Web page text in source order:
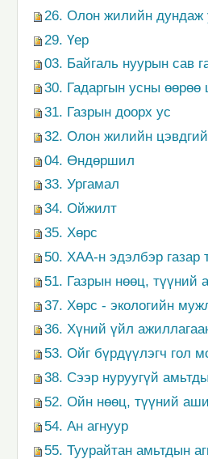
26. Олон жилийн дундаж
29. Үер
03. Байгаль нуурын сав
30. Гадаргын усны
31. Газрын доорх ус
32. Олон жилийн
04. Өндөршил
33. Ургамал
34. Ойжилт
35. Хөрс
50. ХАА-н эдэлбэр газар
51. Газрын нөөц, түүний
37. Хөрс - экологийн
36. Хүний үйл
53. Ойг бүрдүүлэгч гол
38. Сээр нуруугүй
52. Ойн нөөц, түүний
54. Ан агнуур
55. Туурайтан амьтдын